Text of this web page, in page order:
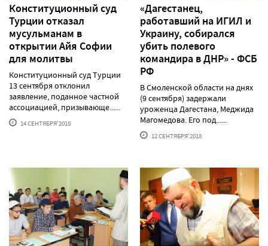
Конституционный суд
Турции отказал
мусульманам в
открытии Айя Софии
для молитвы
Конституционный суд Турции
13 сентября отклонил
заявление, поданное частной
ассоциацией, призывающе......
14 СЕНТЯБРЯ'2018
«Дагестанец,
работавший на ИГИЛ и
Украину, собирался
убить полевого
командира в ДНР» - ФСБ
РФ
В Смоленской области на днях
(9 сентября) задержали
уроженца Дагестана, Меджида
Магомедова. Его под......
12 СЕНТЯБРЯ'2018